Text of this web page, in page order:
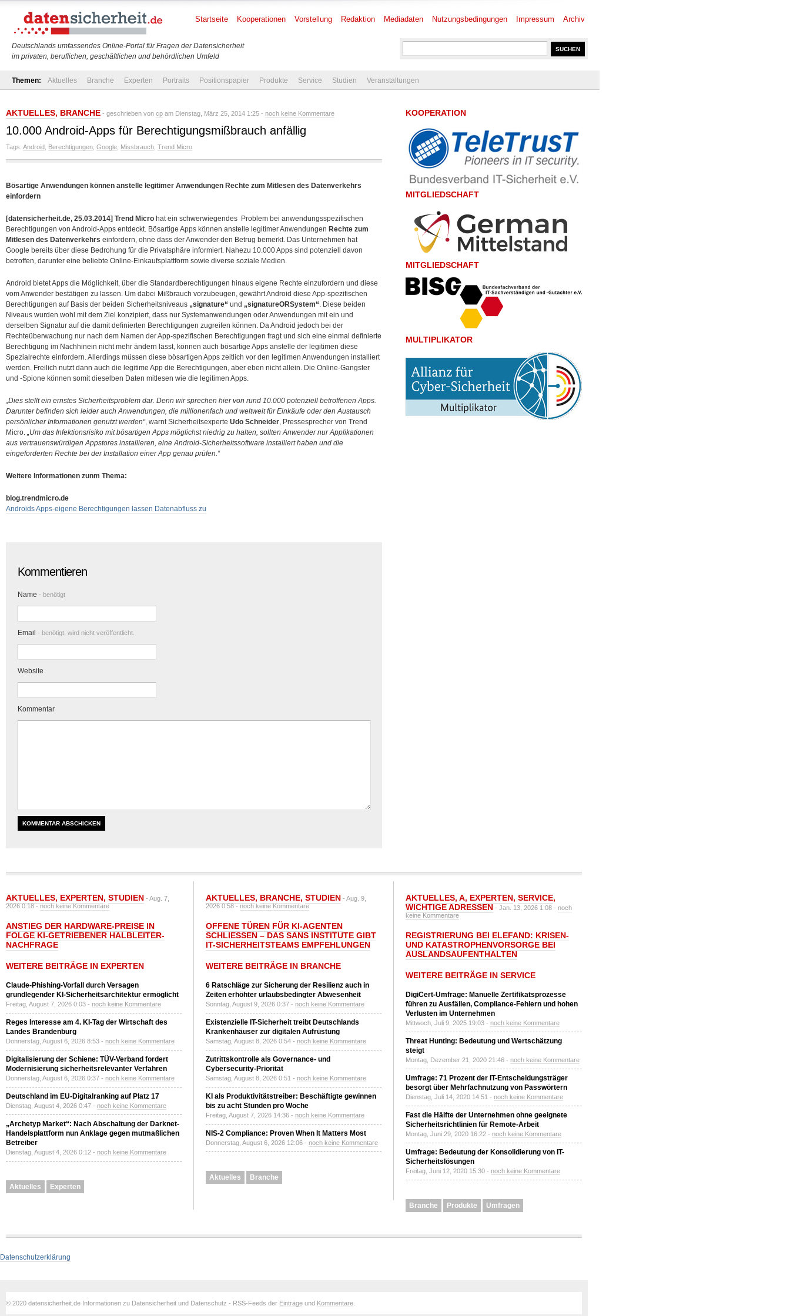
Deutschlands umfassendes Online-Portal für Fragen der Datensicherheit
im privaten, beruflichen, geschäftlichen und behördlichen Umfeld
Startseite Kooperationen Vorstellung Redaktion Mediadaten Nutzungsbedingungen Impressum Archiv
Themen: Aktuelles Branche Experten Portraits Positionspapier Produkte Service Studien Veranstaltungen
AKTUELLES, BRANCHE - geschrieben von cp am Dienstag, März 25, 2014 1:25 - noch keine Kommentare
10.000 Android-Apps für Berechtigungsmißbrauch anfällig
Tags: Android Berechtigungen Google Missbrauch Trend Micro
Bösartige Anwendungen können anstelle legitimer Anwendungen Rechte zum Mitlesen des Datenverkehrs
einfordern
[datensicherheit.de, 25.03.2014] Trend Micro hat ein schwerwiegendes Problem bei anwendungsspezifischen
Berechtigungen von Android-Apps entdeckt. Bösartige Apps können anstelle legitimer Anwendungen Rechte zum
Mitlesen des Datenverkehrs einfordern, ohne dass der Anwender den Betrug bemerkt. Das Unternehmen hat
Google bereits über diese Bedrohung für die Privatsphäre informiert. Nahezu 10.000 Apps sind potenziell davon
betroffen, darunter eine beliebte Online-Einkaufsplattform sowie diverse soziale Medien.
Android bietet Apps die Möglichkeit, über die Standardberechtigungen hinaus eigene Rechte einzufordern und diese
vom Anwender bestätigen zu lassen. Um dabei Mißbrauch vorzubeugen, gewährt Android diese App-spezifischen
Berechtigungen auf Basis der beiden Sicherheitsniveaus „signature“ und „signatureORSystem“. Diese beiden
Niveaus wurden wohl mit dem Ziel konzipiert, dass nur Systemanwendungen oder Anwendungen mit ein und
derselben Signatur auf die damit definierten Berechtigungen zugreifen können. Da Android jedoch bei der
Rechteüberwachung nur nach dem Namen der App-spezifischen Berechtigungen fragt und sich eine einmal definierte
Berechtigung im Nachhinein nicht mehr ändern lässt, können auch bösartige Apps anstelle der legitimen diese
Spezialrechte einfordern. Allerdings müssen diese bösartigen Apps zeitlich vor den legitimen Anwendungen installiert
werden. Freilich nutzt dann auch die legitime App die Berechtigungen, aber eben nicht allein. Die Online-Gangster
und -Spione können somit dieselben Daten mitlesen wie die legitimen Apps.
„Dies stellt ein ernstes Sicherheitsproblem dar. Denn wir sprechen hier von rund 10.000 potenziell betroffenen Apps.
Darunter befinden sich leider auch Anwendungen, die millionenfach und weltweit für Einkäufe oder den Austausch
persönlicher Informationen genutzt werden“, warnt Sicherheitsexperte Udo Schneider, Pressesprecher von Trend
Micro. „Um das Infektionsrisiko mit bösartigen Apps möglichst niedrig zu halten, sollten Anwender nur Applikationen
aus vertrauenswürdigen Appstores installieren, eine Android-Sicherheitssoftware installiert haben und die
eingeforderten Rechte bei der Installation einer App genau prüfen.“
Weitere Informationen zunm Thema:
blog.trendmicro.de
Androids Apps-eigene Berechtigungen lassen Datenabfluss zu
Kommentieren
Name - benötigt
Email - benötigt, wird nicht veröffentlicht.
Website
Kommentar
KOOPERATION
MITGLIEDSCHAFT
MITGLIEDSCHAFT
MULTIPLIKATOR
AKTUELLES, EXPERTEN, STUDIEN - Aug. 7,
2026 0:18 -noch keine Kommentare
ANSTIEG DER HARDWARE-PREISE IN
FOLGE KI-GETRIEBENER HALBLEITER-
NACHFRAGE
WEITERE BEITRÄGE IN EXPERTEN
Claude-Phishing-Vorfall durch Versagen
grundlegender KI-Sicherheitsarchitektur ermöglicht
Freitag, August 7, 2026 0:03 - noch keine Kommentare
Reges Interesse am 4. KI-Tag der Wirtschaft des
Landes Brandenburg
Donnerstag, August 6, 2026 8:53 - noch keine Kommentare
Digitalisierung der Schiene: TÜV-Verband fordert
Modernisierung sicherheitsrelevanter Verfahren
Donnerstag, August 6, 2026 0:37 - noch keine Kommentare
Deutschland im EU-Digitalranking auf Platz 17
Dienstag, August 4, 2026 0:47 - noch keine Kommentare
„Archetyp Market“: Nach Abschaltung der Darknet-
Handelsplattform nun Anklage gegen mutmaßlichen
Betreiber
Dienstag, August 4, 2026 0:12 - noch keine Kommentare
Aktuelles Experten
AKTUELLES, BRANCHE, STUDIEN - Aug. 9,
2026 0:58 -noch keine Kommentare
OFFENE TÜREN FÜR KI-AGENTEN
SCHLIESSEN – DAS SANS INSTITUTE GIBT I
T-SICHERHEITSTEAMS EMPFEHLUNGEN
WEITERE BEITRÄGE IN BRANCHE
6 Ratschläge zur Sicherung der Resilienz auch in
Zeiten erhöhter urlaubsbedingter Abwesenheit
Sonntag, August 9, 2026 0:37 - noch keine Kommentare
Existenzielle IT-Sicherheit treibt Deutschlands
Krankenhäuser zur digitalen Aufrüstung
Samstag, August 8, 2026 0:54 - noch keine Kommentare
Zutrittskontrolle als Governance- und
Cybersecurity-Priorität
Samstag, August 8, 2026 0:51 - noch keine Kommentare
KI als Produktivitätstreiber: Beschäftigte gewinnen
bis zu acht Stunden pro Woche
Freitag, August 7, 2026 14:36 - noch keine Kommentare
NIS-2 Compliance: Proven When It Matters Most
Donnerstag, August 6, 2026 12:06 - noch keine Kommentare
Aktuelles Branche
AKTUELLES, A, EXPERTEN, SERVICE,
WICHTIGE ADRESSEN - Jan. 13, 2026 1:08 - noch
keine Kommentare
REGISTRIERUNG BEI ELEFAND: KRISEN-
UND KATASTROPHENVORSORGE BEI
AUSLANDSAUFENTHALTEN
WEITERE BEITRÄGE IN SERVICE
DigiCert-Umfrage: Manuelle Zertifikatsprozesse
führen zu Ausfällen, Compliance-Fehlern und hohen
Verlusten im Unternehmen
Mittwoch, Juli 9, 2025 19:03 - noch keine Kommentare
Threat Hunting: Bedeutung und Wertschätzung
steigt
Montag, Dezember 21, 2020 21:46 - noch keine Kommentare
Umfrage: 71 Prozent der IT-Entscheidungsträger
besorgt über Mehrfachnutzung von Passwörtern
Dienstag, Juli 14, 2020 14:51 - noch keine Kommentare
Fast die Hälfte der Unternehmen ohne geeignete
Sicherheitsrichtlinien für Remote-Arbeit
Montag, Juni 29, 2020 16:22 - noch keine Kommentare
Umfrage: Bedeutung der Konsolidierung von IT-
Sicherheitslösungen
Freitag, Juni 12, 2020 15:30 - noch keine Kommentare
Branche Produkte Umfragen
Datenschutzerklärung
© 2020 datensicherheit.de Informationen zu Datensicherheit und Datenschutz - RSS-Feeds der Einträge und Kommentare